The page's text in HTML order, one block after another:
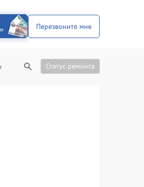
Перезвоните мне
Статус ремонта